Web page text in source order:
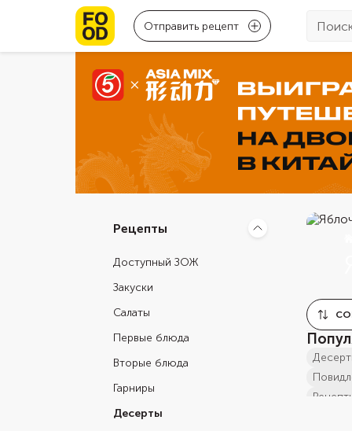
Отправить рецепт
Рецепты
Доступный ЗОЖ
Закуски
Салаты
Первые блюда
Вторые блюда
Гарниры
Десерты